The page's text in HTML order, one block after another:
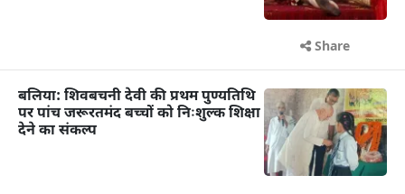
Share
बलिया: शिवबचनी देवी की प्रथम पुण्यतिथि
पर पांच जरूरतमंद बच्चों को निःशुल्क शिक्षा
देने का संकल्प